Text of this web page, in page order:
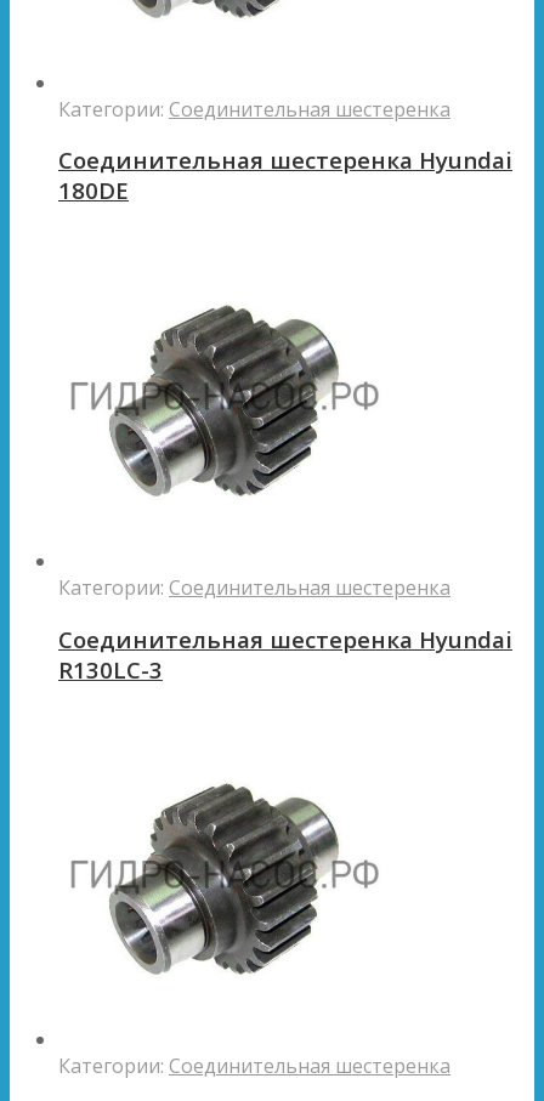
Категории: Соединительная шестеренка
Соединительная шестеренка Hyundai
180DE
Категории: Соединительная шестеренка
Соединительная шестеренка Hyundai
R130LC-3
Категории: Соединительная шестеренка